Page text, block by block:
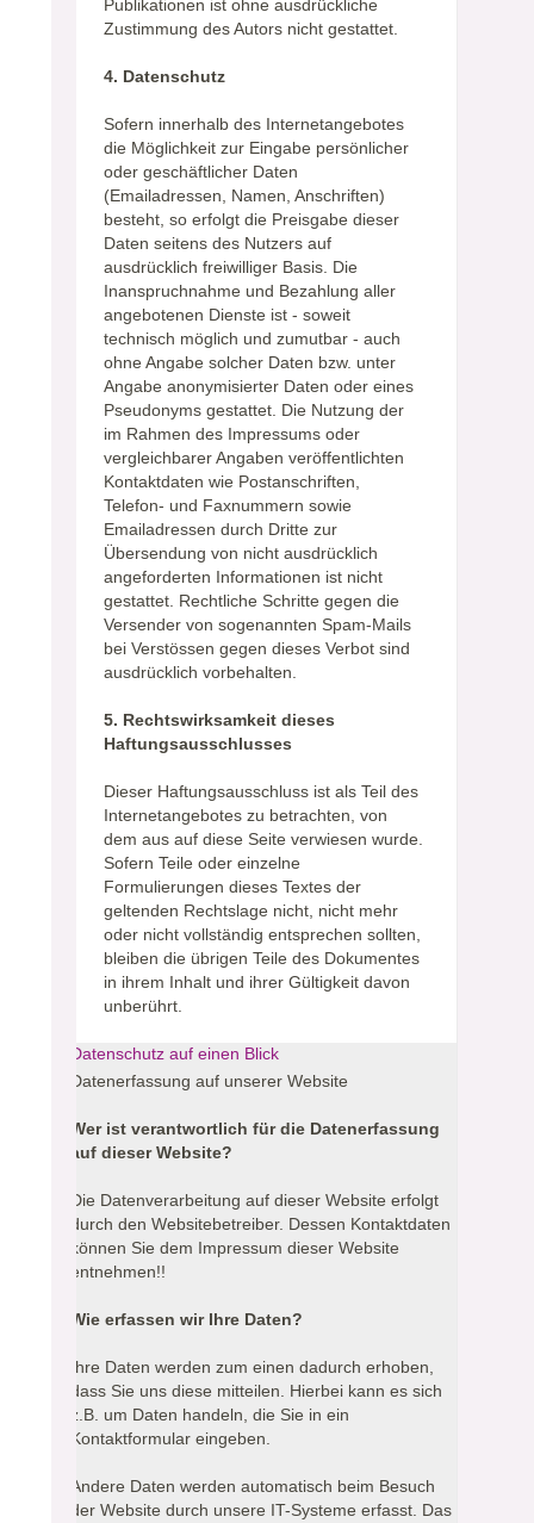
Publikationen ist ohne ausdrückliche
Zustimmung des Autors nicht gestattet.
4. Datenschutz
Sofern innerhalb des Internetangebotes
die Möglichkeit zur Eingabe persönlicher
oder geschäftlicher Daten
(Emailadressen, Namen, Anschriften)
besteht, so erfolgt die Preisgabe dieser
Daten seitens des Nutzers auf
ausdrücklich freiwilliger Basis. Die
Inanspruchnahme und Bezahlung aller
angebotenen Dienste ist - soweit
technisch möglich und zumutbar - auch
ohne Angabe solcher Daten bzw. unter
Angabe anonymisierter Daten oder eines
Pseudonyms gestattet. Die Nutzung der
im Rahmen des Impressums oder
vergleichbarer Angaben veröffentlichten
Kontaktdaten wie Postanschriften,
Telefon- und Faxnummern sowie
Emailadressen durch Dritte zur
Übersendung von nicht ausdrücklich
angeforderten Informationen ist nicht
gestattet. Rechtliche Schritte gegen die
Versender von sogenannten Spam-Mails
bei Verstössen gegen dieses Verbot sind
ausdrücklich vorbehalten.
5. Rechtswirksamkeit dieses
Haftungsausschlusses
Dieser Haftungsausschluss ist als Teil des
Internetangebotes zu betrachten, von
dem aus auf diese Seite verwiesen wurde.
Sofern Teile oder einzelne
Formulierungen dieses Textes der
geltenden Rechtslage nicht, nicht mehr
oder nicht vollständig entsprechen sollten,
bleiben die übrigen Teile des Dokumentes
in ihrem Inhalt und ihrer Gültigkeit davon
unberührt.
Datenschutz auf einen Blick
Datenerfassung auf unserer Website
Wer ist verantwortlich für die Datenerfassung
auf dieser Website?
Die Datenverarbeitung auf dieser Website erfolgt
durch den Websitebetreiber. Dessen Kontaktdaten
können Sie dem Impressum dieser Website
entnehmen!!
Wie erfassen wir Ihre Daten?
Ihre Daten werden zum einen dadurch erhoben,
dass Sie uns diese mitteilen. Hierbei kann es sich
z.B. um Daten handeln, die Sie in ein
Kontaktformular eingeben.
Andere Daten werden automatisch beim Besuch
der Website durch unsere IT-Systeme erfasst. Das